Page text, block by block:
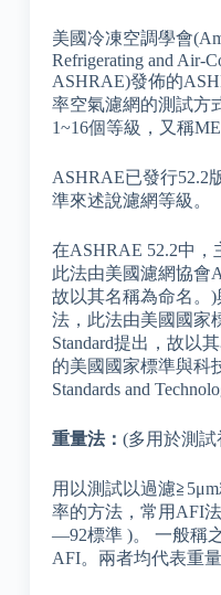
美國冷凍空調學會
Refrigerating and Air-
ASHRAE)發佈的
率空氣濾網的測試方
1~16個等級，又稱
ASHRAE已發行52.2
準來述說濾網等級。
在ASHRAE 52.2中，
此法由美國濾網協會
故以其名稱為命名。
法，此法由美國國家
Standard提出，故以
的美國國家標準與科
Standards and
重量法： (多用於測
用以測試以過濾
率的方法，常用AFI
—92標準 )。 一般稱
AFI。兩者均代表重量